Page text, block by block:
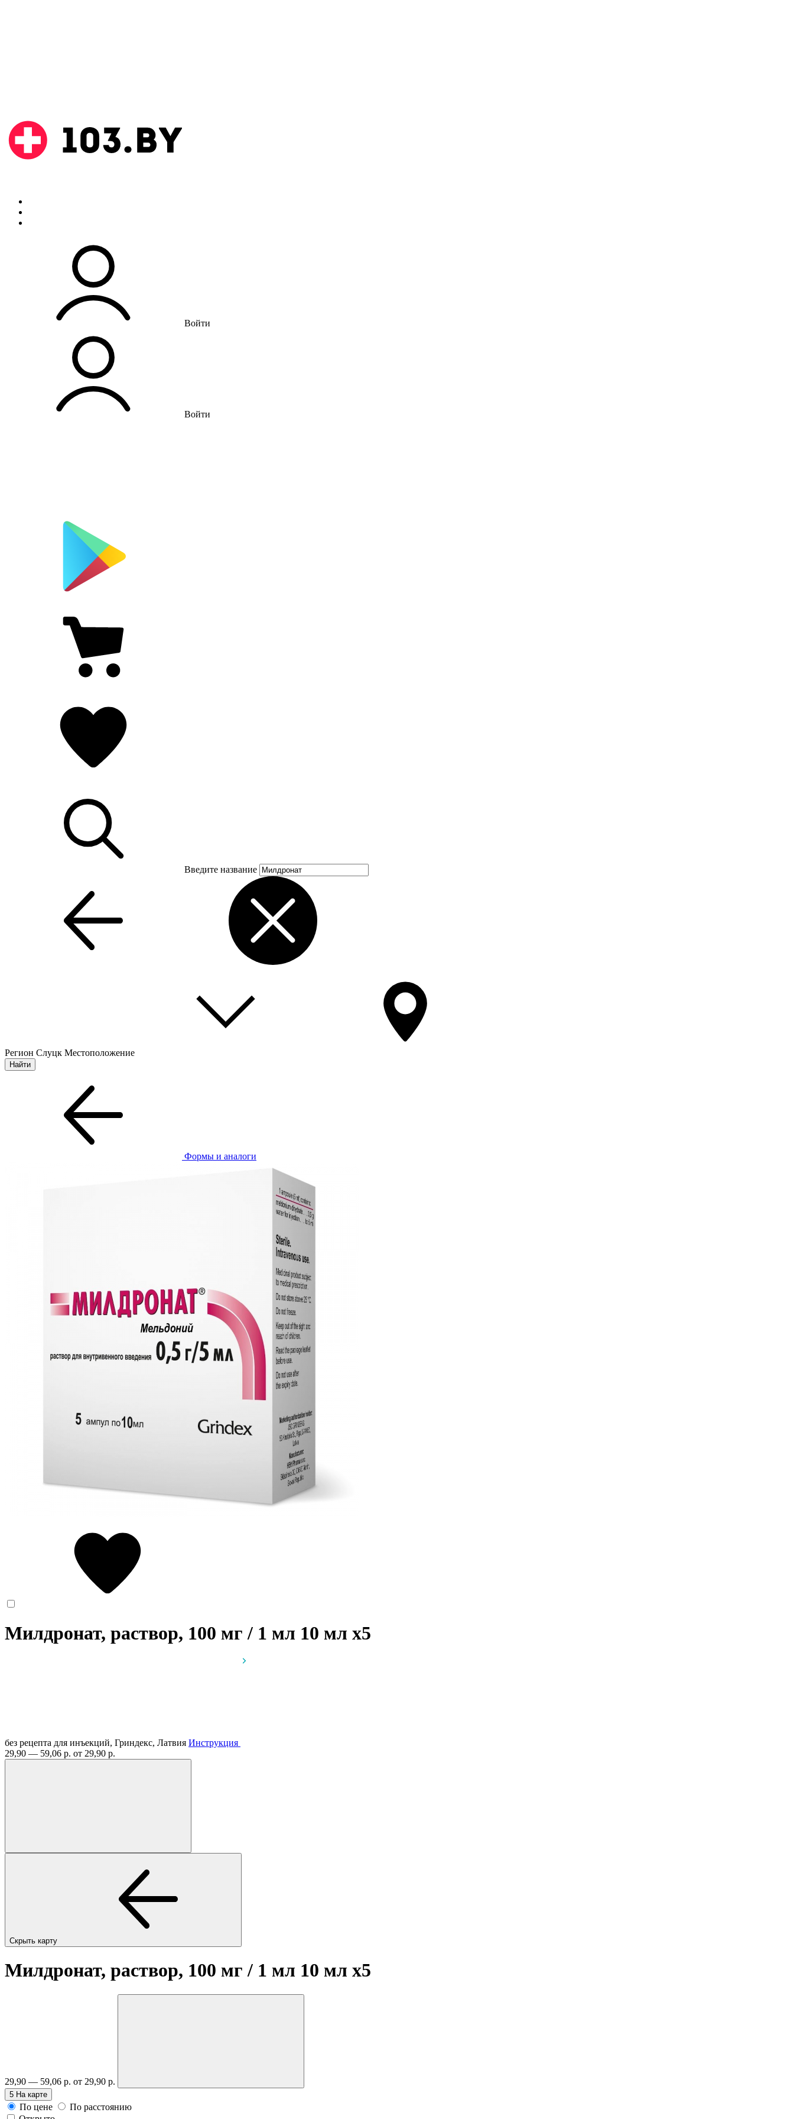
Войти
Войти
Введите название
Регион Слуцк Местоположение
Формы и аналоги
Милдронат, раствор, 100 мг / 1 мл 10 мл x5
без рецепта для инъекций, Гриндекс, Латвия Инструкция
29,90 — 59,06 р. от 29,90 р.
Скрыть карту
Милдронат, раствор, 100 мг / 1 мл 10 мл x5
29,90 — 59,06 р. от 29,90 р.
5 На карте
По цене
По расстоянию